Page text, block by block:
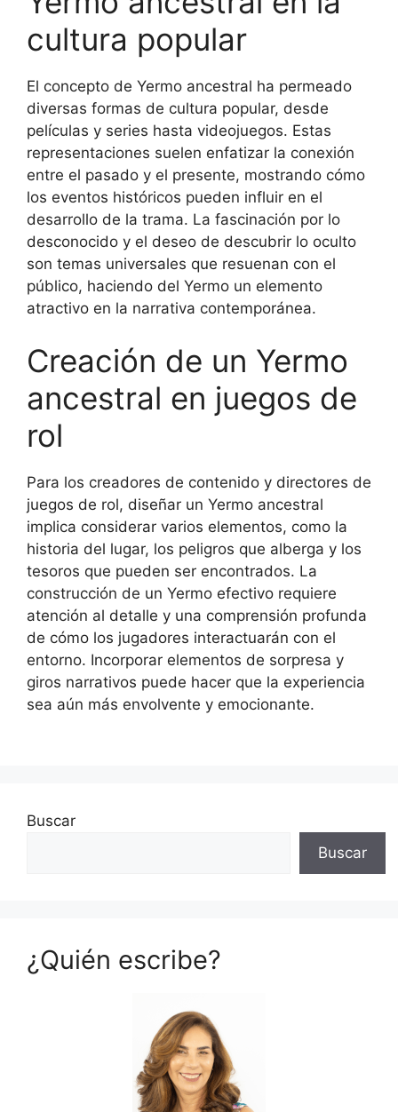
cultura popular
El concepto de Yermo ancestral ha permeado
diversas formas de cultura popular, desde
películas y series hasta videojuegos. Estas
representaciones suelen enfatizar la conexión
entre el pasado y el presente, mostrando cómo
los eventos históricos pueden influir en el
desarrollo de la trama. La fascinación por lo
desconocido y el deseo de descubrir lo oculto
son temas universales que resuenan con el
público, haciendo del Yermo un elemento
atractivo en la narrativa contemporánea.
Creación de un Yermo
ancestral en juegos de
rol
Para los creadores de contenido y directores de
juegos de rol, diseñar un Yermo ancestral
implica considerar varios elementos, como la
historia del lugar, los peligros que alberga y los
tesoros que pueden ser encontrados. La
construcción de un Yermo efectivo requiere
atención al detalle y una comprensión profunda
de cómo los jugadores interactuarán con el
entorno. Incorporar elementos de sorpresa y
giros narrativos puede hacer que la experiencia
sea aún más envolvente y emocionante.
Buscar
Buscar
¿Quién escribe?